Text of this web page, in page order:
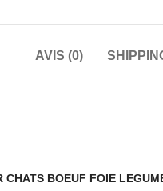
AVIS (0)
BOEUF FOIE